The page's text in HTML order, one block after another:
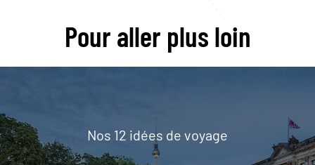
Pour aller plus loin
Nos 12 idées de voyage